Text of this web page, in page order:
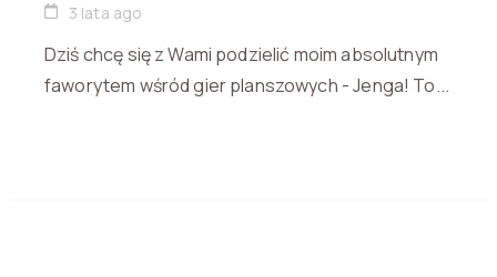
3 lata ago
Dziś chcę się z Wami podzielić moim absolutnym
faworytem wśród gier planszowych - Jenga! To...